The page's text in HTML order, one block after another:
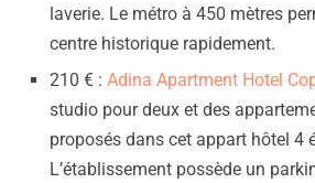
laverie. Le métro à 450 mètres
centre historique rapidement.
210 € : Adina Apartment Hotel
studio pour deux et des
proposés dans cet appart hôtel 4
L’établissement possède un